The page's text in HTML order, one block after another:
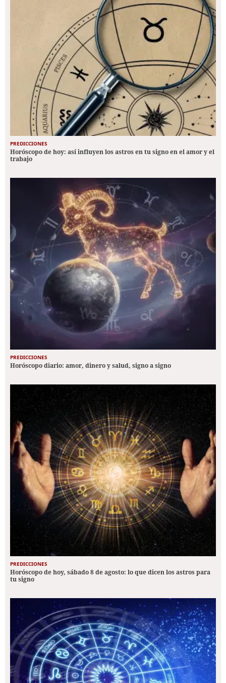
PREDICCIONES
Horóscopo de hoy: así influyen los astros en tu signo en el amor y el
trabajo
PREDICCIONES
Horóscopo diario: amor, dinero y salud, signo a signo
PREDICCIONES
Horóscopo de hoy, sábado 8 de agosto: lo que dicen los astros para
tu signo